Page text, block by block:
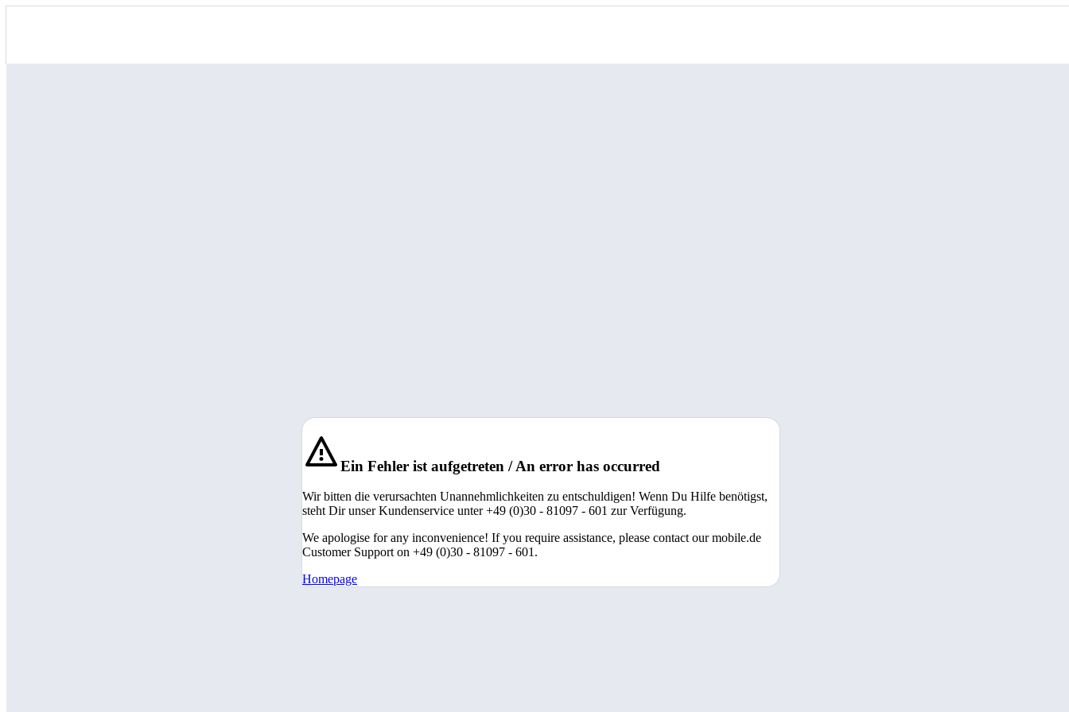
Ein Fehler ist aufgetreten / An error has occurred
Wir bitten die verursachten Unannehmlichkeiten zu entschuldigen! Wenn Du Hilfe benötigst,
steht Dir unser Kundenservice unter +49 (0)30 - 81097 - 601 zur Verfügung.
We apologise for any inconvenience! If you require assistance, please contact our mobile.de
Customer Support on +49 (0)30 - 81097 - 601.
Homepage